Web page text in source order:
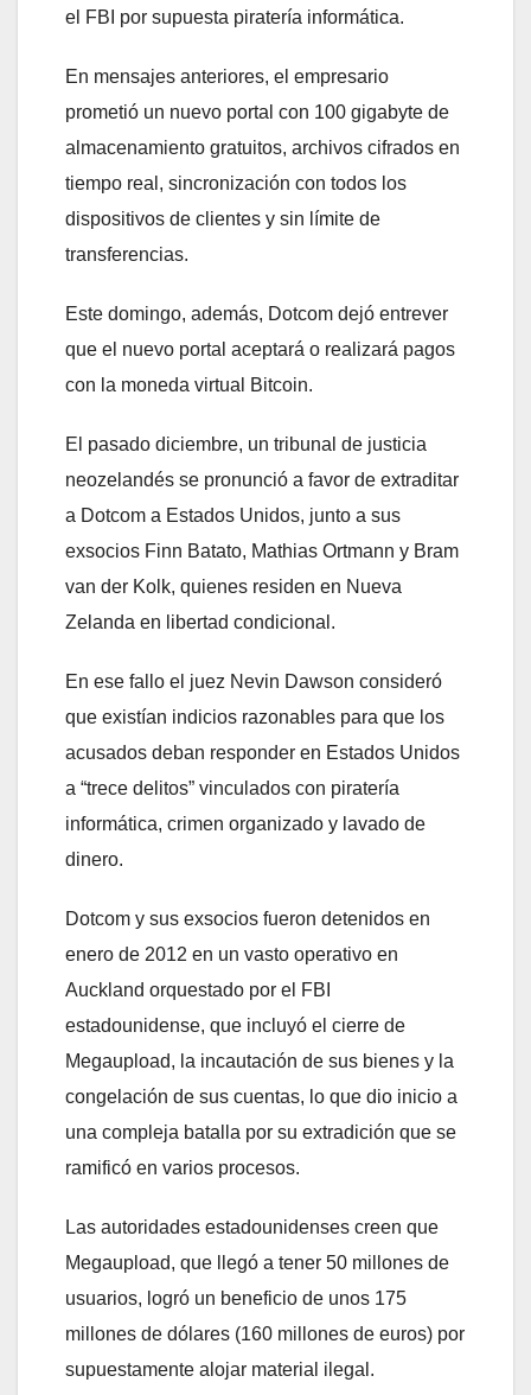
el FBI por supuesta piratería informática.
En mensajes anteriores, el empresario
prometió un nuevo portal con 100 gigabyte de
almacenamiento gratuitos, archivos cifrados en
tiempo real, sincronización con todos los
dispositivos de clientes y sin límite de
transferencias.
Este domingo, además, Dotcom dejó entrever
que el nuevo portal aceptará o realizará pagos
con la moneda virtual Bitcoin.
El pasado diciembre, un tribunal de justicia
neozelandés se pronunció a favor de extraditar
a Dotcom a Estados Unidos, junto a sus
exsocios Finn Batato, Mathias Ortmann y Bram
van der Kolk, quienes residen en Nueva
Zelanda en libertad condicional.
En ese fallo el juez Nevin Dawson consideró
que existían indicios razonables para que los
acusados deban responder en Estados Unidos
a “trece delitos” vinculados con piratería
informática, crimen organizado y lavado de
dinero.
Dotcom y sus exsocios fueron detenidos en
enero de 2012 en un vasto operativo en
Auckland orquestado por el FBI
estadounidense, que incluyó el cierre de
Megaupload, la incautación de sus bienes y la
congelación de sus cuentas, lo que dio inicio a
una compleja batalla por su extradición que se
ramificó en varios procesos.
Las autoridades estadounidenses creen que
Megaupload, que llegó a tener 50 millones de
usuarios, logró un beneficio de unos 175
millones de dólares (160 millones de euros) por
supuestamente alojar material ilegal.